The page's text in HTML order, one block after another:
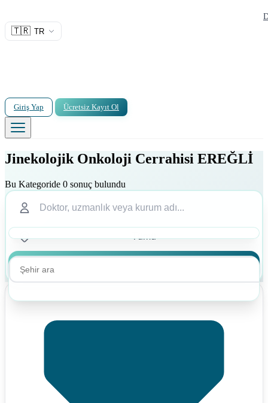
🇹🇷 TR
Giriş Yap Ücretsiz Kayıt Ol
Jinekolojik Onkoloji Cerrahisi EREĞLİ
Bu Kategoride 0 sonuç bulundu